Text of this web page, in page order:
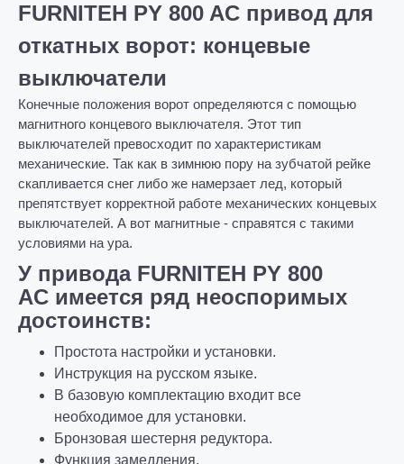
FURNITEH PY 800 AC привод для
откатных ворот: концевые
выключатели
Конечные положения ворот определяются с помощью
магнитного концевого выключателя. Этот тип
выключателей превосходит по характеристикам
механические. Так как в зимнюю пору на зубчатой рейке
скапливается снег либо же намерзает лед, который
препятствует корректной работе механических концевых
выключателей. А вот магнитные - справятся с такими
условиями на ура.
У привода FURNITEH PY 800
AC имеется ряд неоспоримых
достоинств:
Простота настройки и установки.
Инструкция на русском языке.
В базовую комплектацию входит все
необходимое для установки.
Бронзовая шестерня редуктора.
Функция замедления.